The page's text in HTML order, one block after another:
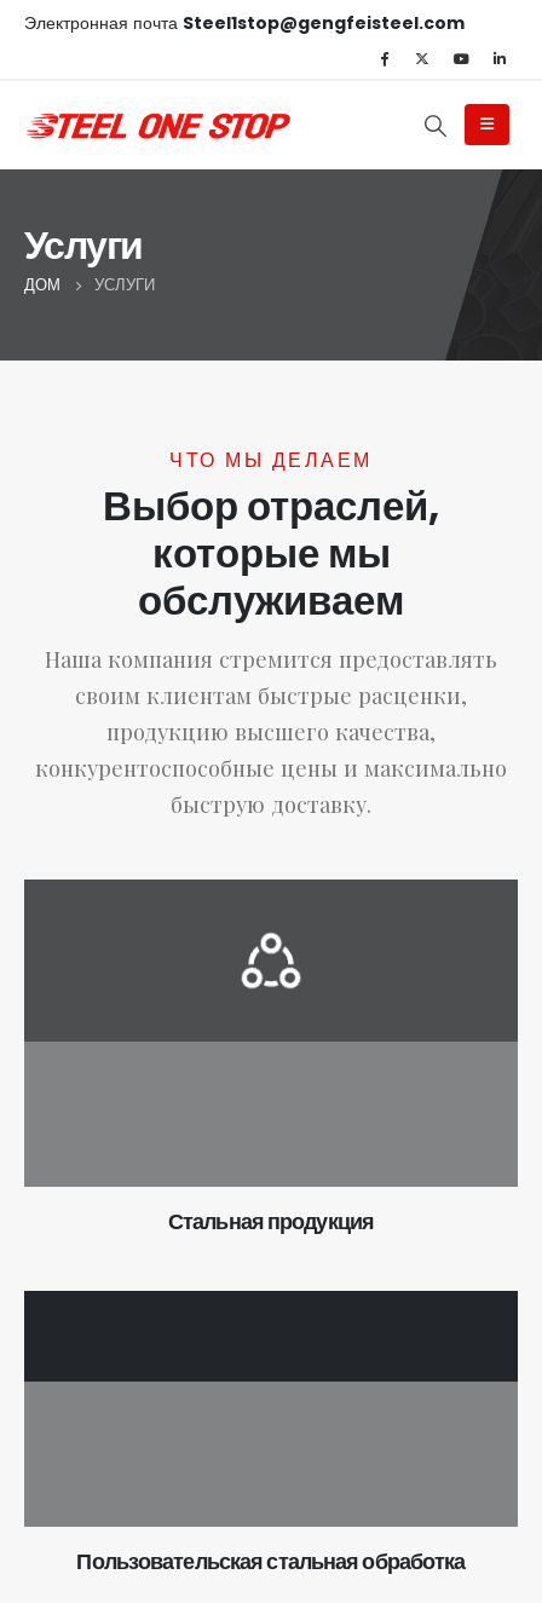
Электронная почта Steel1stop@gengfeisteel.com
Услуги
ДОМ УСЛУГИ
ЧТО МЫ ДЕЛАЕМ
Выбор отраслей,
которые мы
обслуживаем
Наша компания стремится предоставлять
своим клиентам быстрые расценки,
продукцию высшего качества,
конкурентоспособные цены и максимально
быструю доставку.
Стальная продукция
Пользовательская стальная обработка